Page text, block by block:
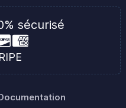
sécurisé